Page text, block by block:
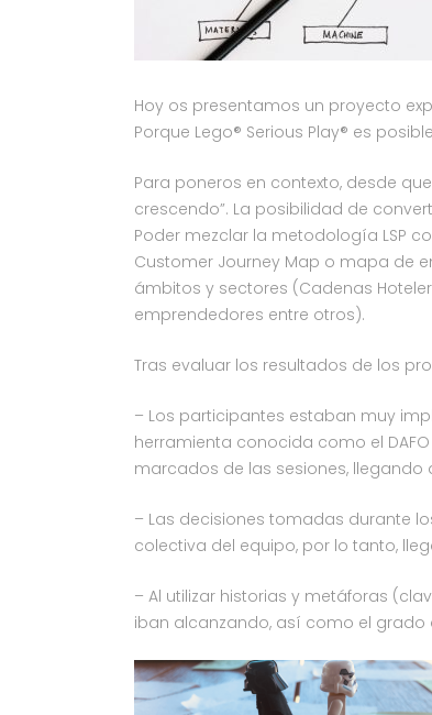
Hoy os presentamos un proyecto
Porque Lego® Serious Play® es
Para poneros en contexto, desde
crescendo”. La posibilidad de
Poder mezclar la metodología LSP
Customer Journey Map o mapa de
ámbitos y sectores (Cadenas
emprendedores entre otros).
Tras evaluar los resultados de los
– Los participantes estaban muy
herramienta conocida como el
marcados de las sesiones,
– Las decisiones tomadas durante
colectiva del equipo, por lo tanto,
– Al utilizar historias y metáforas
iban alcanzando, así como el